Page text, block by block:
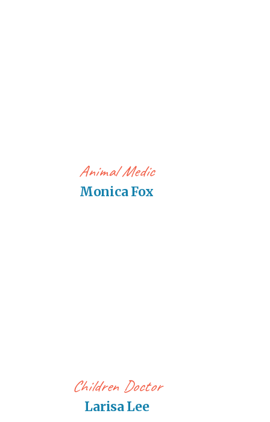
Animal Medic
Monica Fox
Children Doctor
Larisa Lee